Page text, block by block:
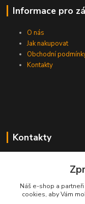
Informace pro
O nás
Jak nakupovat
Obchodní
Kontakty
Kontakty
+420
Náš e-shop a
cookies, aby Vám